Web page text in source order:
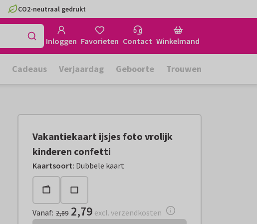
CO2-neutraal gedrukt
Inloggen Favorieten Contact Winkelmand
Cadeaus Verjaardag Geboorte Trouwen
Vakantiekaart ijsjes foto vrolijk
kinderen confetti
Kaartsoort: Dubbele kaart
Vanaf:€ 2,79 excl. verzendkosten
Vanaf: 2,89 2,79 excl. verzendkosten